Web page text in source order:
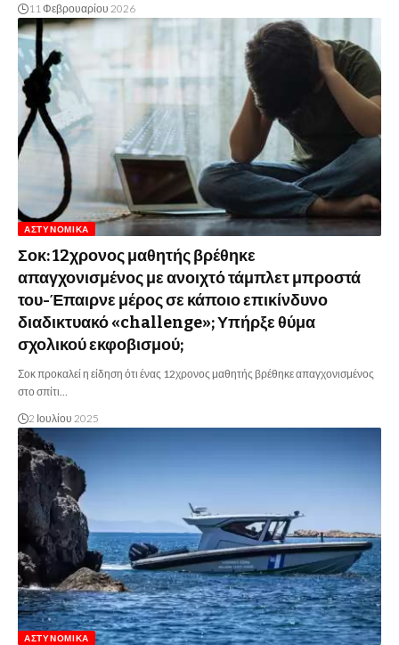
11 Φεβρουαρίου 2026
ΑΣΤΥΝΟΜΙΚΆ
Σοκ: 12χρονος μαθητής βρέθηκε
απαγχονισμένος με ανοιχτό τάμπλετ μπροστά
του-Έπαιρνε μέρος σε κάποιο επικίνδυνο
διαδικτυακό «challenge»; Υπήρξε θύμα
σχολικού εκφοβισμού;
Σοκ προκαλεί η είδηση ότι ένας 12χρονος μαθητής βρέθηκε απαγχονισμένος
στο σπίτι…
2 Ιουλίου 2025
ΑΣΤΥΝΟΜΙΚΆ